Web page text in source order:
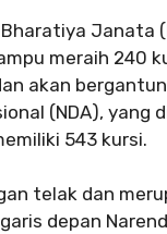
Janata
meraih 240
akan
(NDA),
543 kursi.
telak dan
depan